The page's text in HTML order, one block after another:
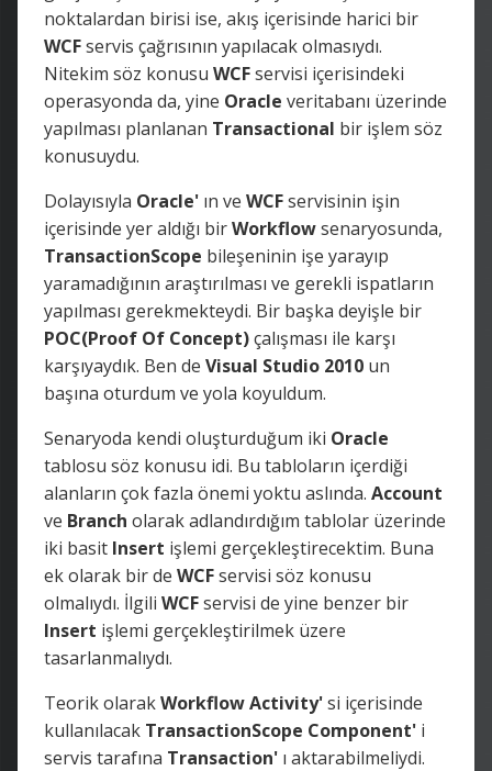
noktalardan birisi ise, akış içerisinde harici bir
WCFservis çağrısının yapılacak olmasıydı.
Nitekim söz konusu WCFservisi içerisindeki
operasyonda da, yine Oracle veritabanı üzerinde
yapılması planlanan Transactional bir işlem söz
konusuydu.
Dolayısıyla Oracle' ın ve WCFservisinin işin
içerisinde yer aldığı birWorkflowsenaryosunda,
TransactionScope bileşeninin işe yarayıp
yaramadığının araştırılması ve gerekli ispatların
yapılması gerekmekteydi. Bir başka deyişle bir
POC(Proof Of Concept)çalışması ile karşı
karşıyaydık. Ben de Visual Studio 2010 un
başına oturdum ve yola koyuldum.
Senaryoda kendi oluşturduğum iki Oracle
tablosu söz konusu idi. Bu tabloların içerdiği
alanların çok fazla önemi yoktu aslında. Account
ve Branch olarak adlandırdığım tablolar üzerinde
iki basit Insert işlemi gerçekleştirecektim. Buna
ek olarak bir de WCFservisi söz konusu
olmalıydı. İlgili WCFservisi de yine benzer bir
Insert işlemi gerçekleştirilmek üzere
tasarlanmalıydı.
Teorik olarakWorkflowActivity'si içerisinde
kullanılacak TransactionScope Component' i
servis tarafına Transaction' ı aktarabilmeliydi.